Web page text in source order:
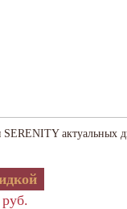
актуальных